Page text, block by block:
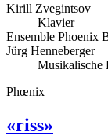
Kirill Zvegintsov
Klavier
Ensemble Phoenix
Jürg Henneberger
Musikalische
Phœnix
«riss»